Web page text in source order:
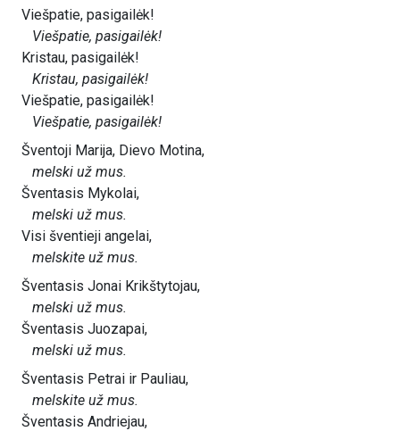
Viešpatie, pasigailėk!
Viešpatie, pasigailėk!
Kristau, pasigailėk!
Kristau, pasigailėk!
Viešpatie, pasigailėk!
Viešpatie, pasigailėk!
Šventoji Marija, Dievo Motina,
melski už mus.
Šventasis Mykolai,
melski už mus.
Visi šventieji angelai,
melskite už mus.
Šventasis Jonai Krikštytojau,
melski už mus.
Šventasis Juozapai,
melski už mus.
Šventasis Petrai ir Pauliau,
melskite už mus.
Šventasis Andriejau,